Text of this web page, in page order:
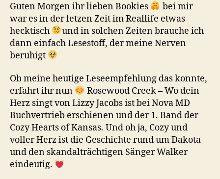
Guten Morgen ihr lieben Bookies
bei mir
war es in der letzen Zeit im Reallife etwas
hecktisch
und in solchen Zeiten brauche ich
dann einfach Lesestoff, der meine Nerven
beruhigt
Ob meine heutige Leseempfehlung das konnte,
erfahrt ihr nun
Rosewood Creek – Wo dein
Herz singt von Lizzy Jacobs ist bei Nova MD
Buchvertrieb erschienen und der 1. Band der
Cozy Hearts of Kansas. Und oh ja, Cozy und
voller Herz ist die Geschichte rund um Dakota
und den skandalträchtigen Sänger Walker
eindeutig.